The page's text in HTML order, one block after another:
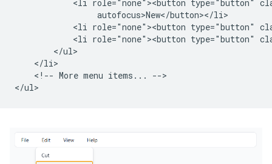
<li role="none"><button type="button"
                 autofocus>New</button></li>
<li role="none"><button type="button"
<li role="none"><button type="button"
        </ul>
    </li>
    <!-- More menu items... -->